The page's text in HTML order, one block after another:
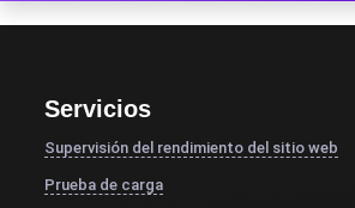
Servicios
Supervisión del rendimiento del sitio web
Prueba de carga